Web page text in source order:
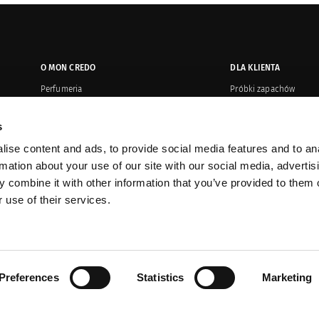
content and ads, to provide social media features and to
about your use of our site with our social media,
combine it with other information that you’ve provided to them
use of their services.
Preferences Statistics Marketing
O MON CREDO
Perfumeria
Kontakt
Dystrybucja
Sprzedaż korporacyjna
DLA KLIENTA
Próbki zapachów
Regulamin
Karty upominkowe